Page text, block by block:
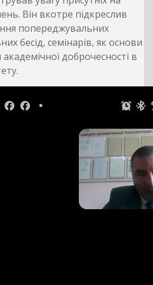
Він вкотре підкреслив
попереджувальних
бесід, семінарів, як основи
доброчесності в